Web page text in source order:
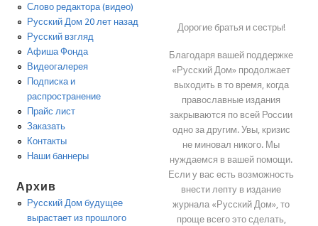
Слово редактора (видео)
Русский Дом 20 лет назад
Русский взгляд
Афиша Фонда
Видеогалерея
Подписка и
распространение
Прайс лист
Заказать
Контакты
Наши баннеры
Архив
Русский Дом будущее
вырастает из прошлого
Дорогие братья и сестры!
Благодаря вашей поддержке
«Русский Дом» продолжает
выходить в то время, когда
православные издания
закрываются по всей России
одно за другим. Увы, кризис
не миновал никого. Мы
нуждаемся в вашей помощи.
Если у вас есть возможность
внести лепту в издание
журнала «Русский Дом», то
проще всего это сделать,